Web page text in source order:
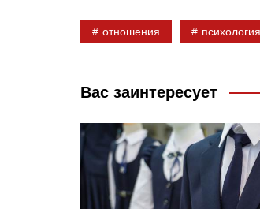
b
k
k
s
s
n
k
g
отношения психология
Вас заинтересует